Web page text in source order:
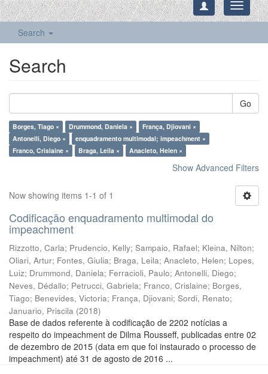
Toggle
Search
Search
Go
Borges, Tiago × Drummond, Daniela ×
França, Djiovani ×
Antonelli, Diego ×
enquadramento multimodal; impeachment ×
Franco, Crislaine ×
Braga, Leila × Anacleto, Helen ×
Show Advanced Filters
Now showing items 1-1 of 1
Codificação enquadramento multimodal do
impeachment
Rizzotto, Carla; Prudencio, Kelly; Sampaio, Rafael; Kleina, Nilton;
Oliari, Artur; Fontes, Giulia; Braga, Leila; Anacleto, Helen; Lopes,
Luiz; Drummond, Daniela; Ferracioli, Paulo; Antonelli, Diego;
Neves, Dédallo; Petrucci, Gabriela; Franco, Crislaine; Borges,
Tiago; Benevides, Victoria; França, Djiovani; Sordi, Renato;
Januario, Priscila (2018)
Base de dados referente à codificação de 2202 notícias a
respeito do impeachment de Dilma Rousseff, publicadas entre 02
de dezembro de 2015 (data em que foi instaurado o processo de
impeachment) até 31 de agosto de 2016 ...